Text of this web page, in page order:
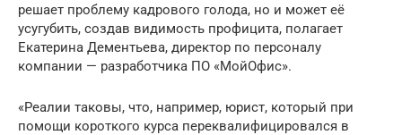
решает проблему кадрового голода, но и может её
усугубить, создав видимость профицита, полагает
Екатерина Дементьева, директор по персоналу
компании — разработчика ПО «МойОфис».
«Реалии таковы, что, например, юрист, который при
помощи короткого курса переквалифицировался в